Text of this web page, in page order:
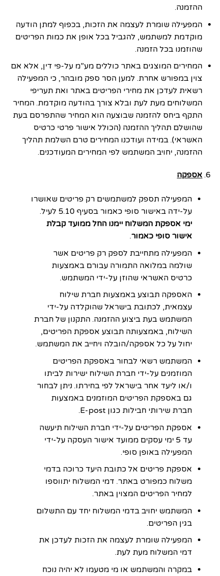
ההזמנה.
המפעילה שומרת לעצמה את הזכות, בכפוף למתן הודעה
מוקדמת למשתמש, להגביל בכל אופן את כמות הפריטים
שהוזמנו בכל הזמנה.
המחירים המוצגים באתר כוללים מע”מ על-פי דין, אלא אם
צוין במפורש אחרת. למען הסר ספק מובהר, כי המפעילה
רשאית לעדכן את מחירי הפריטים באתר ואת תעריפי
המשלוחים מעת לעת ובלא צורך בהודעה מוקדמת. המחיר
התקף ביחס להזמנה שבוצעה הוא המחיר שהתפרסם בעת
שהושלם תהליך ההזמנה (הכולל אישור פרטי כרטיס
האשראי). במידה ועודכנו המחירים טרם השלמת תהליך
ההזמנה, יחויב המשתמש לפי המחירים המעודכנים.
אספקה
המפעילה תספק למשתמשים רק פריטים שאושרו
על-ידה באישור סופי כאמור בסעיף 5.10 לעיל.
ימי אספקת המשלוח יימנו החל ממועד קבלת
אישור סופי כאמור.
המפעילה מתחייבת לספק רק פריטים אשר
שולמה במלואה התמורה עבורם באמצעות
כרטיס האשראי שהוזן על-ידי המשתמש.
האספקה תבוצע באמצעות חברת שילוח
עצמאית, לכתובת בישראל שהוקלדה על-ידי
המשתמש בעת ביצוע ההזמנה. התקנון של חברת
השילוח, באמצעותה תבוצע אספקת הפריטים,
יחול על כל אספקה/הובלה ויחייב את המשתמש.
המשתמש רשאי לבחור באספקת הפריטים
המוזמנים על-ידי חברת השילוח ישירות לביתו
ו/או ליעד אחר בישראל לפי בחירתו. ניתן לבחור
גם באספקת הפריטים המוזמנים באמצעות
חברת שירותי חבילות כגון E-post.
אספקת הפריטים על-ידי חברת השילוח תיעשה
עד 5 ימי עסקים ממועד אישור העסקה על-ידי
המפעילה באופן סופי.
אספקת פריטים אל כתובת היעד כרוכה בדמי
משלוח כמפורט באתר. דמי המשלוח יתווספו
למחיר הפריטים המצוין באתר.
המשתמש יחויב בדמי המשלוח יחד עם התשלום
בגין הפריטים.
המפעילה שומרת לעצמה את הזכות לעדכן את
דמי המשלוח מעת לעת.
במקרה והמשתמש או מי מטעמו לא יהיה נוכח